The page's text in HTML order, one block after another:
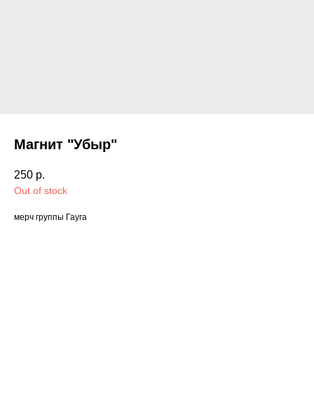
Магнит "Убыр"
250 р.
Out of stock
мерч группы Гауга